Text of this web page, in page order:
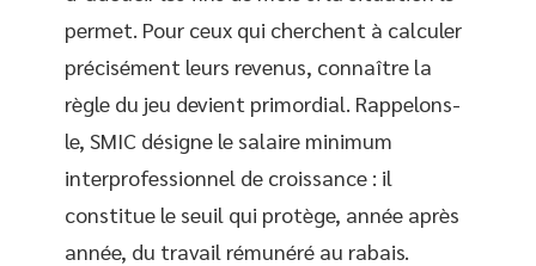
permet. Pour ceux qui cherchent à calculer
précisément leurs revenus, connaître la
règle du jeu devient primordial. Rappelons-
le, SMIC désigne le salaire minimum
interprofessionnel de croissance : il
constitue le seuil qui protège, année après
année, du travail rémunéré au rabais.